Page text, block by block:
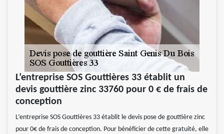
L’entreprise SOS Gouttières 33 établit un
devis gouttière zinc 33760 pour 0 € de frais de
conception
L’entreprise SOS Gouttières 33 établit le devis pose de gouttière zinc
pour 0€ de frais de conception. Pour bénéficier de cette gratuité, elle